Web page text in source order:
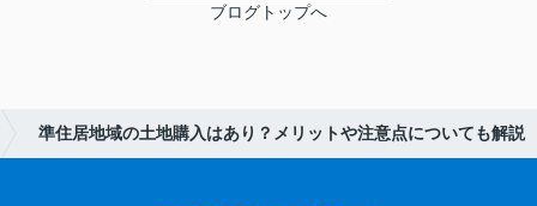
ブログトップへ
準住居地域の土地購入はあり？メリットや注意点についても解説